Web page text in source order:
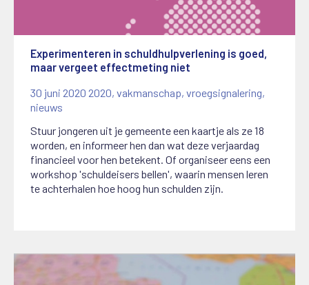
Experimenteren in schuldhulpverlening is goed,
maar vergeet effectmeting niet
30 juni 2020 2020,vakmanschap,vroegsignalering,
nieuws
Stuur jongeren uit je gemeente een kaartje als ze 18
worden, en informeer hen dan wat deze verjaardag
financieel voor hen betekent. Of organiseer eens een
workshop 'schuldeisers bellen', waarin mensen leren
te achterhalen hoe hoog hun schulden zijn.